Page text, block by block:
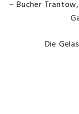
– Bucher
Die